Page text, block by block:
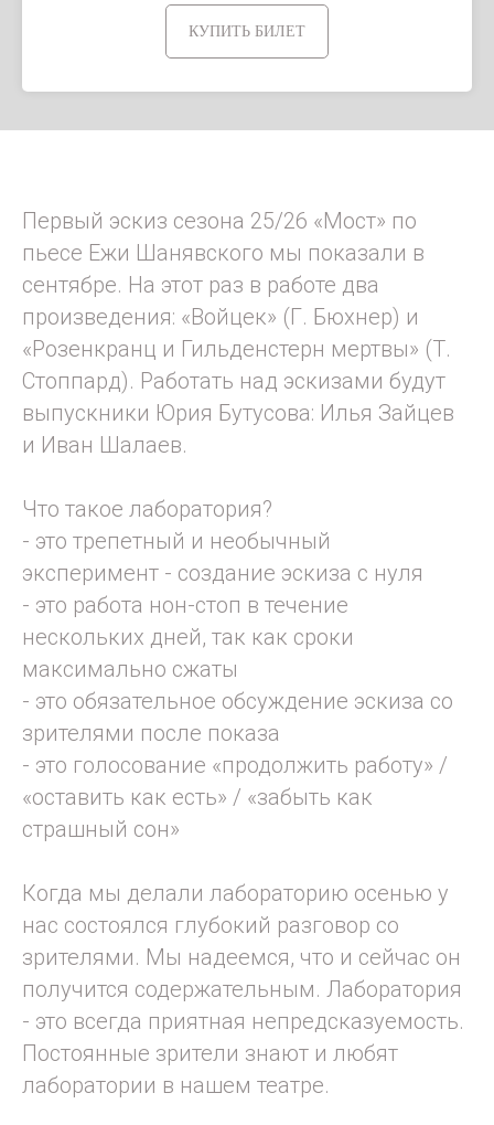
КУПИТЬ БИЛЕТ
Первый эскиз сезона 25/26 «Мост» по
пьесе Ежи Шанявского мы показали в
сентябре. На этот раз в работе два
произведения: «Войцек» (Г. Бюхнер) и
«Розенкранц и Гильденстерн мертвы» (Т.
Стоппард). Работать над эскизами будут
выпускники Юрия Бутусова: Илья Зайцев
и Иван Шалаев.
Что такое лаборатория?
- это трепетный и необычный
эксперимент - создание эскиза с нуля
- это работа нон-стоп в течение
нескольких дней, так как сроки
максимально сжаты
- это обязательное обсуждение эскиза со
зрителями после показа
- это голосование «продолжить работу» /
«оставить как есть» / «забыть как
страшный сон»
Когда мы делали лабораторию осенью у
нас состоялся глубокий разговор со
зрителями. Мы надеемся, что и сейчас он
получится содержательным. Лаборатория
- это всегда приятная непредсказуемость.
Постоянные зрители знают и любят
лаборатории в нашем театре.